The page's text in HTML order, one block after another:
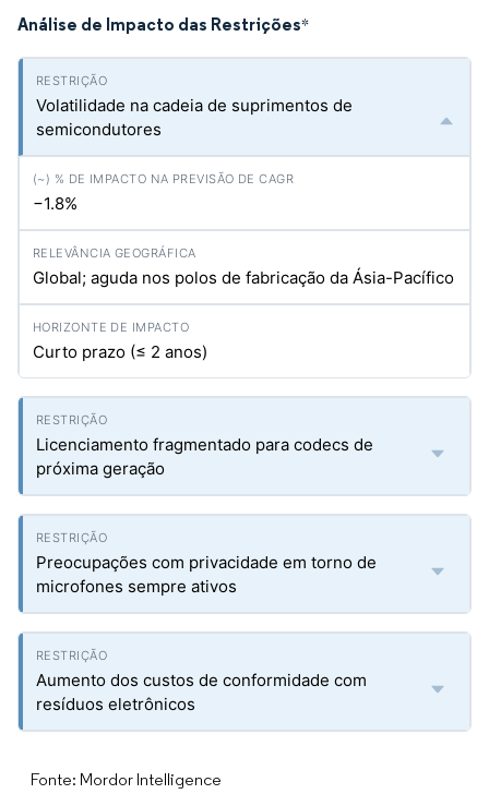
Análise de Impacto das Restrições*
Volatilidade na cadeia de suprimentos de
semicondutores
−1.8%
Global; aguda nos polos de fabricação da Ásia-Pacífico
Curto prazo (≤ 2 anos)
Licenciamento fragmentado para codecs de
próxima geração
Preocupações com privacidade em torno de
microfones sempre ativos
Aumento dos custos de conformidade com
resíduos eletrônicos
Fonte: Mordor Intelligence